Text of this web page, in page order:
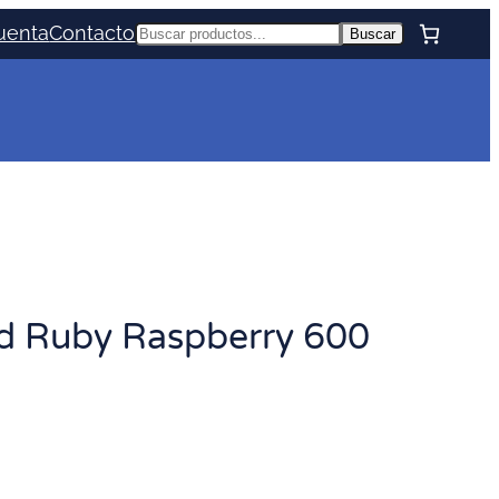
ContactoBuscar Buscar
Ruby Raspberry 600